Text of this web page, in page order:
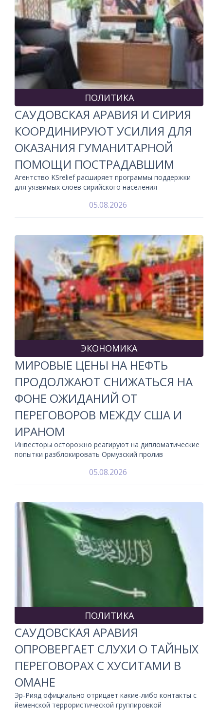
ПОЛИТИКА
САУДОВСКАЯ АРАВИЯ И СИРИЯ
КООРДИНИРУЮТ УСИЛИЯ ДЛЯ
ОКАЗАНИЯ ГУМАНИТАРНОЙ
ПОМОЩИ ПОСТРАДАВШИМ
Агентство KSrelief расширяет программы поддержки
для уязвимых слоев сирийского населения
05.08.2026
ЭКОНОМИКА
МИРОВЫЕ ЦЕНЫ НА НЕФТЬ
ПРОДОЛЖАЮТ СНИЖАТЬСЯ НА
ФОНЕ ОЖИДАНИЙ ОТ
ПЕРЕГОВОРОВ МЕЖДУ США И
ИРАНОМ
Инвесторы осторожно реагируют на дипломатические
попытки разблокировать Ормузский пролив
05.08.2026
ПОЛИТИКА
САУДОВСКАЯ АРАВИЯ
ОПРОВЕРГАЕТ СЛУХИ О ТАЙНЫХ
ПЕРЕГОВОРАХ С ХУСИТАМИ В
ОМАНЕ
Эр-Рияд официально отрицает какие-либо контакты с
йеменской террористической группировкой